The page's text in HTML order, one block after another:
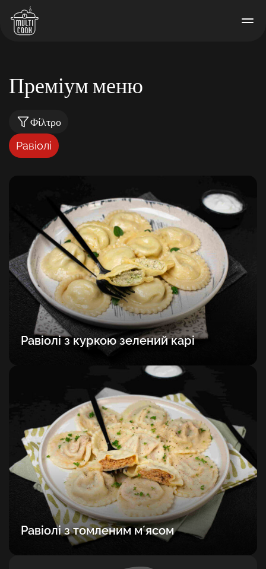
Преміум меню
Φίλτρο
Равіолі
Равіолі з куркою зелений карі
Равіолі з томленим мʼясом